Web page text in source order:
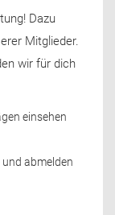
Dazu
Mitglieder.
wir für dich
einsehen
abmelden